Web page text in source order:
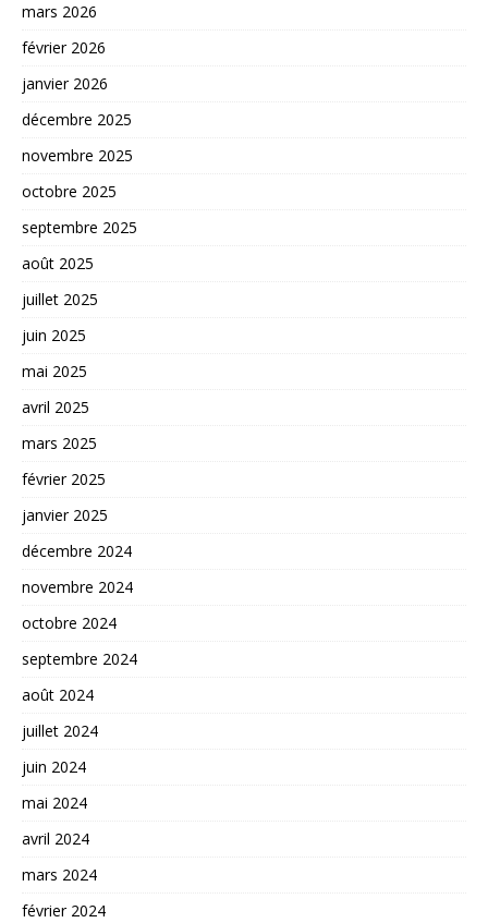
mars 2026
février 2026
janvier 2026
décembre 2025
novembre 2025
octobre 2025
septembre 2025
août 2025
juillet 2025
juin 2025
mai 2025
avril 2025
mars 2025
février 2025
janvier 2025
décembre 2024
novembre 2024
octobre 2024
septembre 2024
août 2024
juillet 2024
juin 2024
mai 2024
avril 2024
mars 2024
février 2024